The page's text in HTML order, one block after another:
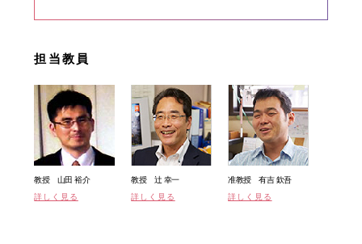
担当教員
教授 山田 裕介
詳しく見る
教授 辻 幸一
詳しく見る
准教授 有吉 欽吾
詳しく見る